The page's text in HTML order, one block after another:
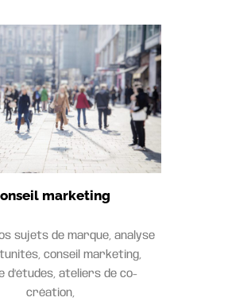
marketing
sujets de marque, analyse
conseil marketing,
d’études, ateliers de co-
création,